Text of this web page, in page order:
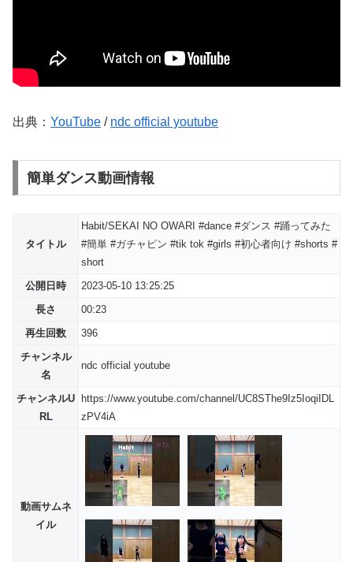
出典： YouTube / ndc official youtube
簡単ダンス動画情報
タイトル
Habit/SEKAI NO OWARI #dance #ダンス #踊ってみた
#簡単 #ガチャピン #tik tok #girls #初心者向け #shorts #
short
公開日時
2023-05-10 13:25:25
長さ
00:23
再生回数
396
チャンネル
名
ndc official youtube
チャンネルU
RL
https://www.youtube.com/channel/UC8SThe9Iz5IoqiIDL
zPV4iA
動画サムネ
イル